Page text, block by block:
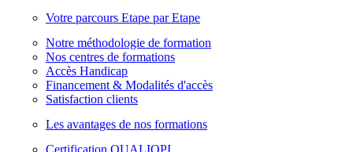
Votre parcours Etape par Etape
Notre méthodologie de formation
Nos centres de formations
Accès Handicap
Financement & Modalités d'accès
Satisfaction clients
Les avantages de nos formations
Certification QUALIOPI